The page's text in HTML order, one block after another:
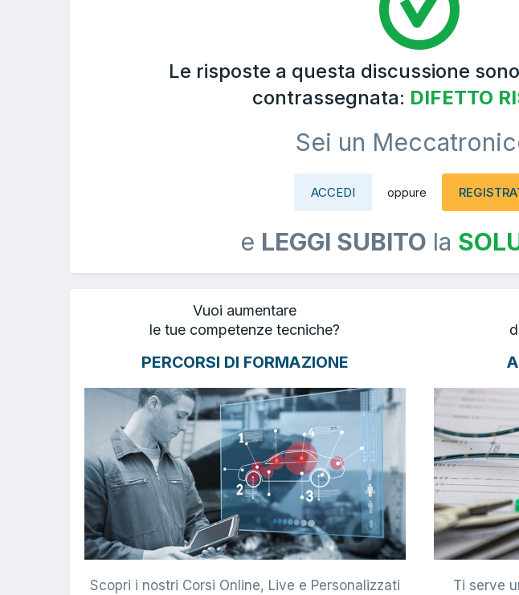
Le risposte a questa discussione sono
contrassegnata: DIFETTO
Sei un
ACCEDI oppure
e LEGGI SUBITO la
Vuoi aumentare
le tue competenze tecniche?
PERCORSI DI FORMAZIONE
Scopri i nostri Corsi Online, Live e Personalizzati
Ti serve